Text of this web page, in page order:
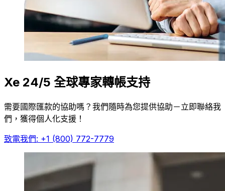
Xe 24/5 全球專家轉帳支持
需要國際匯款的協助嗎？我們隨時為您提供協助－立即聯絡我
們，獲得個人化支援！
致電我們: +1 (800) 772-7779